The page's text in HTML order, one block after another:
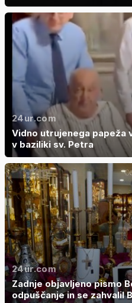
24ur.com
Vidno utrujenega papeža
v baziliki sv. Petra
24ur.com
Zadnje objavljeno pismo
odpuščanje in se zahvalil